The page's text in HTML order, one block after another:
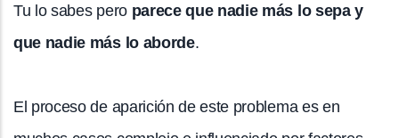
Tu lo sabes pero parece que nadie más lo sepa y
que nadie más lo aborde.
El proceso de aparición de este problema es en